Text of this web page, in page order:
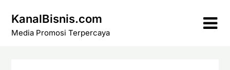
content
KanalBisnis.com
Media Promosi Terpercaya